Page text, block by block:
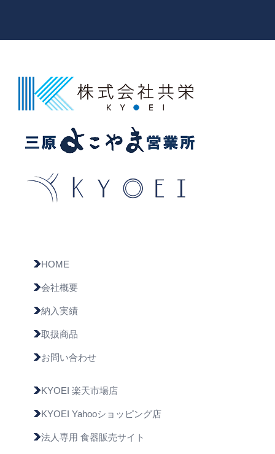
HOME
会社概要
納入実績
取扱商品
お問い合わせ
KYOEI 楽天市場店
KYOEI Yahooショッピング店
法人専用 食器販売サイト